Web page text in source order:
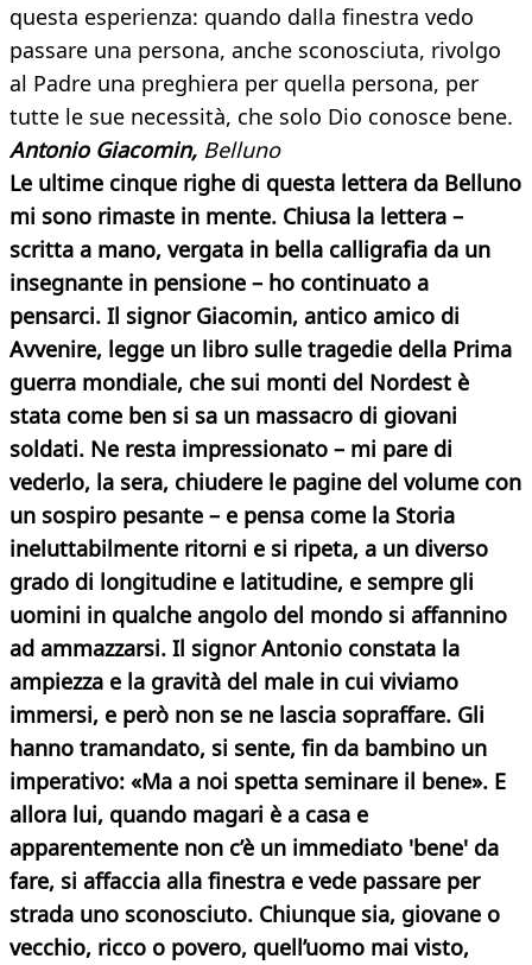
questa esperienza: quando dalla finestra vedo
passare una persona, anche sconosciuta, rivolgo
al Padre una preghiera per quella persona, per
tutte le sue necessità, che solo Dio conosce bene.
Antonio Giacomin, Belluno
Le ultime cinque righe di questa lettera da Belluno
mi sono rimaste in mente. Chiusa la lettera –
scritta a mano, vergata in bella calligrafia da un
insegnante in pensione – ho continuato a
pensarci. Il signor Giacomin, antico amico di
Avvenire, legge un libro sulle tragedie della Prima
guerra mondiale, che sui monti del Nordest è
stata come ben si sa un massacro di giovani
soldati. Ne resta impressionato – mi pare di
vederlo, la sera, chiudere le pagine del volume con
un sospiro pesante – e pensa come la Storia
ineluttabilmente ritorni e si ripeta, a un diverso
grado di longitudine e latitudine, e sempre gli
uomini in qualche angolo del mondo si affannino
ad ammazzarsi. Il signor Antonio constata la
ampiezza e la gravità del male in cui viviamo
immersi, e però non se ne lascia sopraffare. Gli
hanno tramandato, si sente, fin da bambino un
imperativo: «Ma a noi spetta seminare il bene». E
allora lui, quando magari è a casa e
apparentemente non c’è un immediato 'bene' da
fare, si affaccia alla finestra e vede passare per
strada uno sconosciuto. Chiunque sia, giovane o
vecchio, ricco o povero, quell’uomo mai visto,